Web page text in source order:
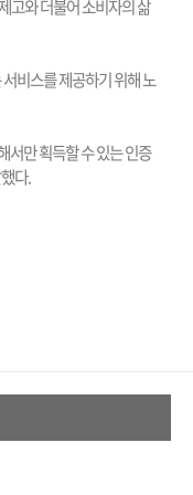
고와 더불어 소비자의 삶
비스를 제공하기 위해 노
서만 획득할 수 있는 인증
다.